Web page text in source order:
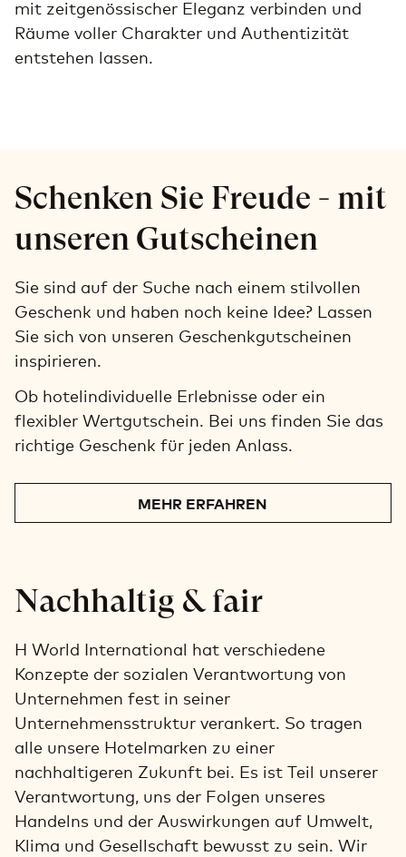
mit zeitgenössischer Eleganz verbinden und
Räume voller Charakter und Authentizität
entstehen lassen.
Schenken Sie Freude - mit
unseren Gutscheinen
Sie sind auf der Suche nach einem stilvollen
Geschenk und haben noch keine Idee? Lassen
Sie sich von unseren Geschenkgutscheinen
inspirieren.
Ob hotelindividuelle Erlebnisse oder ein
flexibler Wertgutschein. Bei uns finden Sie das
richtige Geschenk für jeden Anlass.
MEHR ERFAHREN
Nachhaltig & fair
H World International hat verschiedene
Konzepte der sozialen Verantwortung von
Unternehmen fest in seiner
Unternehmensstruktur verankert. So tragen
alle unsere Hotelmarken zu einer
nachhaltigeren Zukunft bei. Es ist Teil unserer
Verantwortung, uns der Folgen unseres
Handelns und der Auswirkungen auf Umwelt,
Klima und Gesellschaft bewusst zu sein. Wir